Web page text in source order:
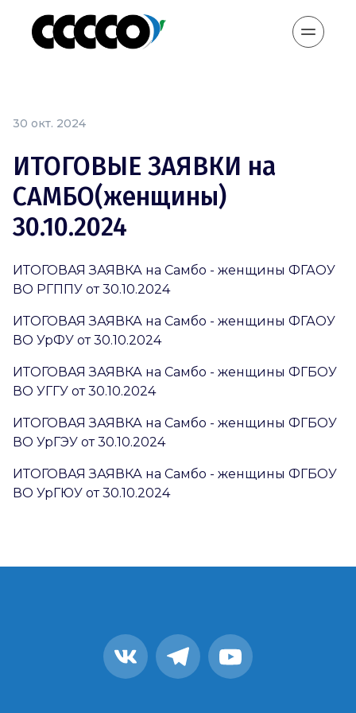
30 окт. 2024
ИТОГОВЫЕ ЗАЯВКИ на
САМБО(женщины)
30.10.2024
ИТОГОВАЯ ЗАЯВКА на Самбо - женщины ФГАОУ
ВО РГППУ от 30.10.2024
ИТОГОВАЯ ЗАЯВКА на Самбо - женщины ФГАОУ
ВО УрФУ от 30.10.2024
ИТОГОВАЯ ЗАЯВКА на Самбо - женщины ФГБОУ
ВО УГГУ от 30.10.2024
ИТОГОВАЯ ЗАЯВКА на Самбо - женщины ФГБОУ
ВО УрГЭУ от 30.10.2024
ИТОГОВАЯ ЗАЯВКА на Самбо - женщины ФГБОУ
ВО УрГЮУ от 30.10.2024